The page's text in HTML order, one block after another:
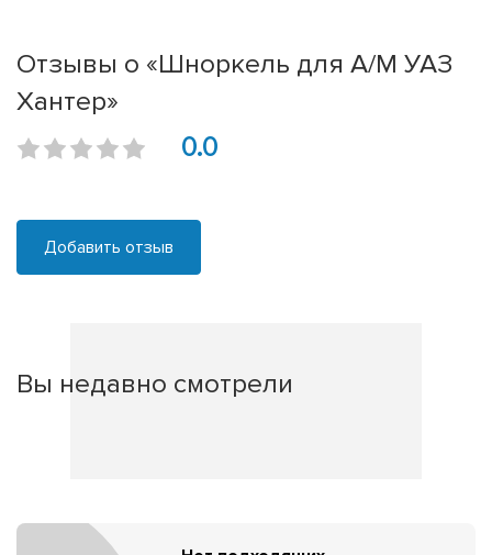
Отзывы о «Шноркель для А/М УАЗ
Хантер»
0.0
Добавить отзыв
Вы недавно смотрели